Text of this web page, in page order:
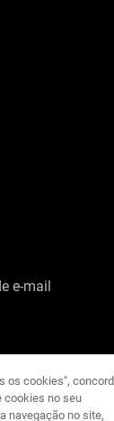
e-mail
cookies no seu
navegação no site,
e ajudar nas nossas
de Cookies